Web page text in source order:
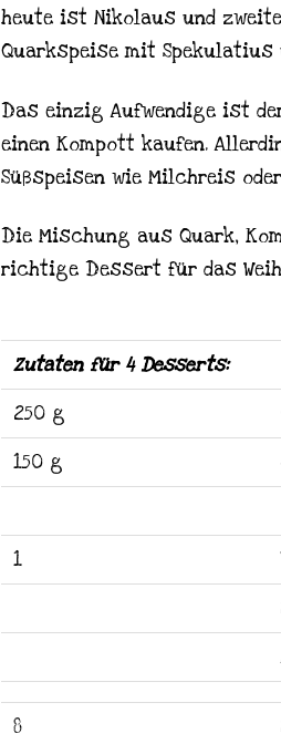
heute ist Nikolaus und
Quarkspeise mit Spekulatius
Das einzig Aufwendige ist
einen Kompott kaufen.
Süßspeisen wie Milchreis
Die Mischung aus Quark,
richtige Dessert für das
Zutaten für 4 Desserts:
250 g
150 g
1
8